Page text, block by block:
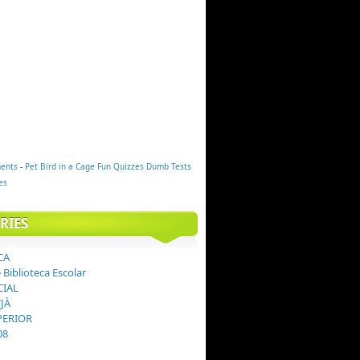
- Pet Bird in a Cage Fun Quizzes Dumb Tests
Escolar